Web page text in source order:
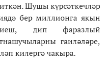
Шушы күрсәткечләр
бер миллионга якын
дип фаразлый
гаиләләре,
килергә чакыра.